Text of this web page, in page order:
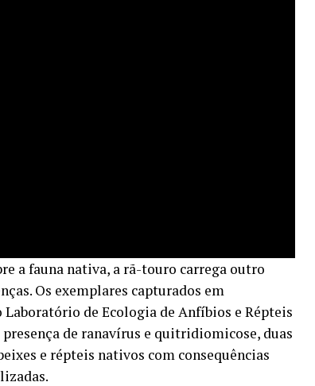
a fauna nativa, a rã-touro carrega outro
Os exemplares capturados em
de Ecologia de Anfíbios e Répteis
de ranavírus e quitridiomicose, duas
e répteis nativos com consequências